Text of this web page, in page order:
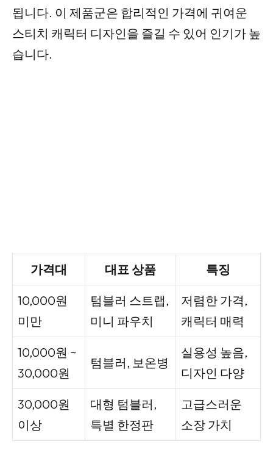
됩니다. 이 제품군은 합리적인 가격에 귀여운
스티치 캐릭터 디자인을 즐길 수 있어 인기가 높
습니다.
가격대 대표 상품 특징
10,000원
미만
텀블러 스트랩,
미니 파우치
저렴한 가격,
캐릭터 매력
10,000원 ~
30,000원
텀블러, 보온병
실용성 높음,
디자인 다양
30,000원
이상
대형 텀블러,
특별 한정판
고급스러운
소장 가치